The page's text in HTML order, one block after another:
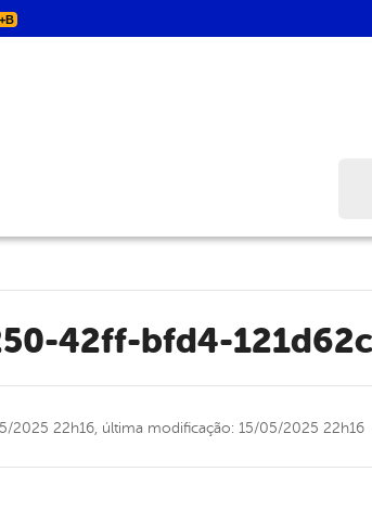
42ff-bfd4-
2025 22h16, última modificação: 15/05/2025 22h16